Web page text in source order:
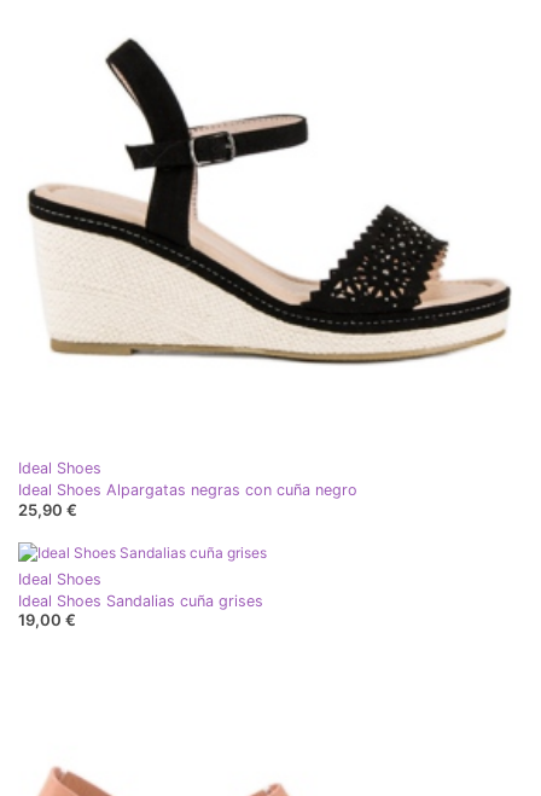
Ideal Shoes
Ideal Shoes Alpargatas negras con cuña negro
25,90 €
Ideal Shoes
Ideal Shoes Sandalias cuña grises
19,00 €